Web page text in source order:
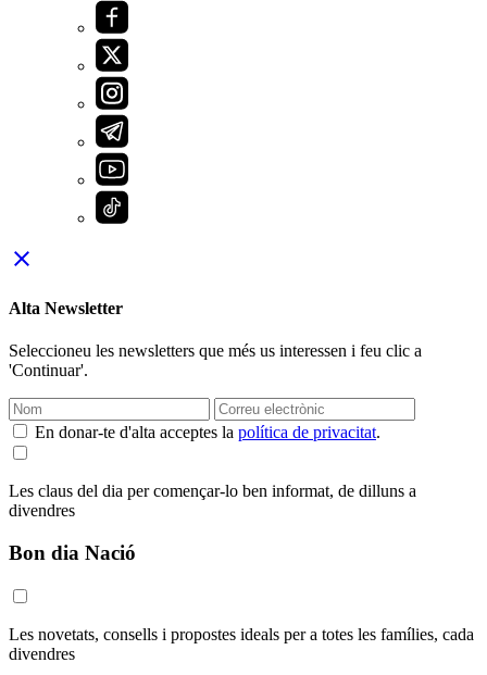
close
Alta Newsletter
Seleccioneu les newsletters que més us interessen i feu clic a
'Continuar'.
En donar-te d'alta acceptes la política de privacitat.
Les claus del dia per començar-lo ben informat, de dilluns a
divendres
Bon dia Nació
Les novetats, consells i propostes ideals per a totes les famílies, cada
divendres